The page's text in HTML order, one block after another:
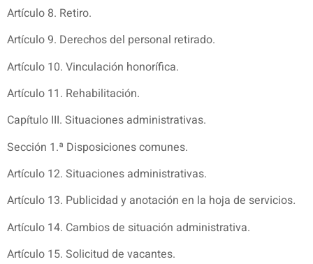
Artículo 8. Retiro.
Artículo 9. Derechos del personal retirado.
Artículo 10. Vinculación honorífica.
Artículo 11. Rehabilitación.
Capítulo III. Situaciones administrativas.
Sección 1.ª Disposiciones comunes.
Artículo 12. Situaciones administrativas.
Artículo 13. Publicidad y anotación en la hoja de servicios.
Artículo 14. Cambios de situación administrativa.
Artículo 15. Solicitud de vacantes.